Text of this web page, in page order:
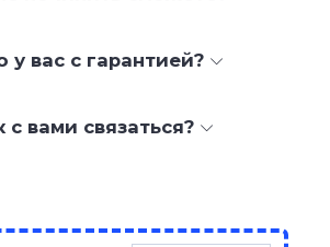
у вас с гарантией?
с вами связаться?